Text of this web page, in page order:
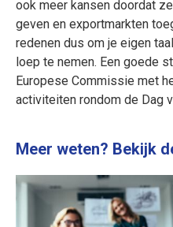
ook meer kansen doordat
geven en exportmarkten
redenen dus om je eigen
loep te nemen. Een goede
Europese Commissie met
activiteiten rondom de Dag
Meer weten? Bekijk